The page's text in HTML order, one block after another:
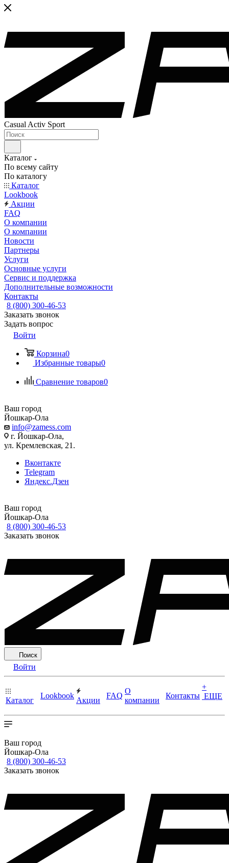
Casual Activ Sport
Каталог
По всему сайту
По каталогу
Каталог
Lookbook
Акции
FAQ
О компании
О компании
Новости
Партнеры
Услуги
Основные услуги
Сервис и поддержка
Дополнительные возможности
Контакты
8 (800) 300-46-53
Заказать звонок
Задать вопрос
Войти
Корзина0
Избранные товары0
Сравнение товаров0
Ваш город
Йошкар-Ола
info@zamess.com
г. Йошкар-Ола,
ул. Кремлевская, 21.
Вконтакте
Telegram
Яндекс.Дзен
Ваш город
Йошкар-Ола
8 (800) 300-46-53
Заказать звонок
Поиск
Войти
Каталог
Lookbook
Акции
FAQ
О
компании
Контакты
+
ЕЩЕ
Ваш город
Йошкар-Ола
8 (800) 300-46-53
Заказать звонок